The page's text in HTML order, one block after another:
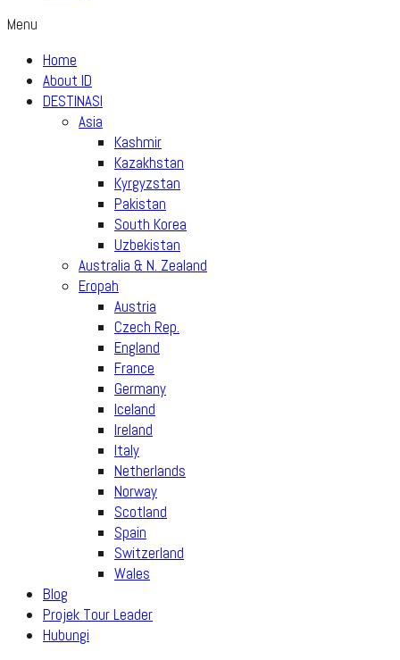
Menu
Home
About ID
DESTINASI
Asia
Kashmir
Kazakhstan
Kyrgyzstan
Pakistan
South Korea
Uzbekistan
Australia & N. Zealand
Eropah
Austria
Czech Rep.
England
France
Germany
Iceland
Ireland
Italy
Netherlands
Norway
Scotland
Spain
Switzerland
Wales
Blog
Projek Tour Leader
Hubungi